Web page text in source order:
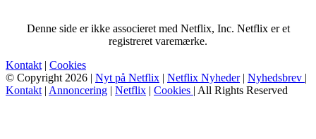
Denne side er ikke associeret med Netflix, Inc. Netflix er et
registreret varemærke.
Kontakt | Cookies
© Copyright 2026 | Nyt på Netflix | Netflix Nyheder| Nyhedsbrev |
Kontakt | Annoncering | Netflix | Cookies | All Rights Reserved